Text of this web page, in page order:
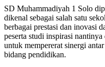
SD Muhammadiyah 1 Solo
dikenal sebagai salah satu
berbagai prestasi dan inovasi
peserta studi inspirasi
untuk mempererat sinergi
bidang pendidikan.